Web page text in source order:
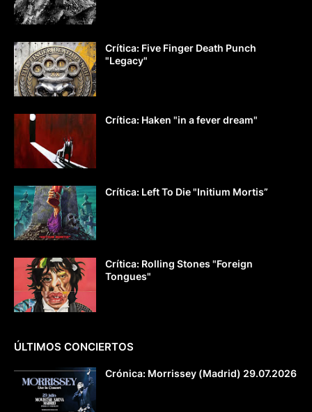
Crítica: Five Finger Death Punch
"Legacy"
Crítica: Haken "in a fever dream"
Crítica: Left To Die "Initium Mortis”
Crítica: Rolling Stones "Foreign
Tongues"
ÚLTIMOS CONCIERTOS
Crónica: Morrissey (Madrid) 29.07.2026